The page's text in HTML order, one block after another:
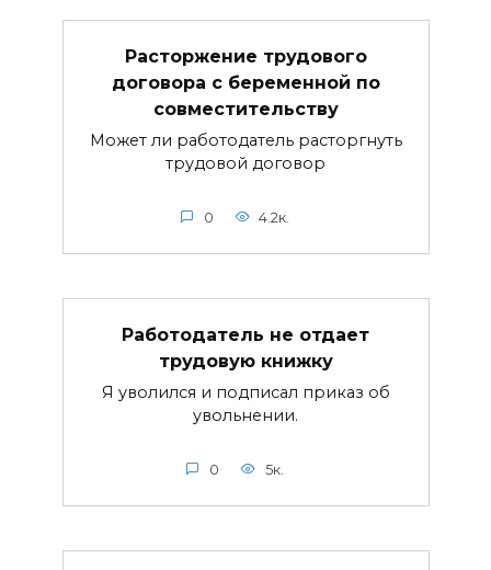
Расторжение трудового
договора с беременной по
совместительству
Может ли работодатель расторгнуть
трудовой договор
0 4.2к.
Работодатель не отдает
трудовую книжку
Я уволился и подписал приказ об
увольнении.
0 5к.